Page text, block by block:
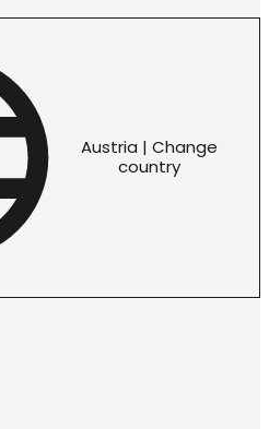
Austria | Change
country